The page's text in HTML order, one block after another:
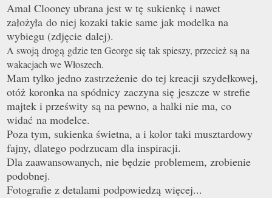
Amal Clooney ubrana jest w tę sukienkę i nawet
założyła do niej kozaki takie same jak modelka na
wybiegu (zdjęcie dalej).
A swoją drogą gdzie ten George się tak spieszy, przecież są na
wakacjach we Włoszech.
Mam tylko jedno zastrzeżenie do tej kreacji szydełkowej,
otóż koronka na spódnicy zaczyna się jeszcze w strefie
majtek i prześwity są na pewno, a halki nie ma, co
widać na modelce.
Poza tym, sukienka świetna, a i kolor taki musztardowy
fajny, dlatego podrzucam dla inspiracji.
Dla zaawansowanych, nie będzie problemem, zrobienie
podobnej.
Fotografie z detalami podpowiedzą więcej...